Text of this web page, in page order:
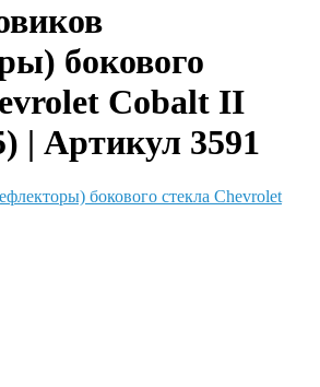
бокового
Cobalt II
| Артикул 3591